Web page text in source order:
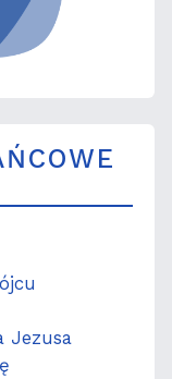
Jezusa